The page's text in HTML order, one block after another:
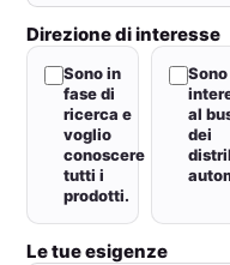
Direzione di interesse
Sono in
fase di
ricerca e
voglio
conoscere
tutti i
prodotti.
Sono
al
dei
Le tue esigenze